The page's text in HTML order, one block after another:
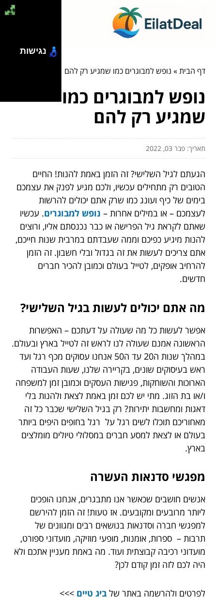
דף הבית» נופש למבוגרים כמו שמגיע רק להם
נופש למבוגרים כמו
שמגיע רק להם
תאריך: פבר 03, 2022
הגעתם לגיל השלישי? זה הזמן באמת להנות! החיים
הטובים רק מתחילים עכשיו, ולכם מגיע לפנק את עצמכם
בימים של כיף ועונג כמו שרק אתם יכולים להרשות
לעצמכם – או במילים אחרות – נופש למבוגרים. עכשיו
שאתם לקראת גיל הפרישה או כבר נכנסתם אליו, ורוצים
להנות מיגיע כפיכם וממה שעבדתם במרבית שנות חייכם,
אתם צריכים לעשות את זה בגדול ובלי חשבון. זה הזמן
להרחיב אופקים, לטייל בעולם וכמובן להכיר חברים
חדשים.
מה אתם יכולים לעשות בגיל השלישי?
אפשר לעשות כל מה שעולה על דעתכם – האפשרות
הראשונה אמנם שעולה לנו לראש זה לטייל בארץ ובעולם.
במהלך שנות ה20 עד ה50 אנחנו עסוקים מכף רגל ועד
ראש בעיסוקים שונים, בקריירה שלנו, שעות העבודה
הארוכות והשוחקות, פגישות העסקים וכמובן זמן למשפחה
ו/או בת הזוג. מתי יש לכם זמן באמת לצאת ולהנות בלי
דאגות ומחשבות יתירות? רק בגיל השלישי שכבר כל זה
מאחוריכם תוכלו לשים רגל על רגל בחופים היפים ביותר
בעולם או לצאת למסע חברים במסלולי טיולים מומלצים
בארץ.
מפגשי סדנאות העשרה
אנשים חושבים שכאשר אנו מתבגרים, אנחנו הופכים
ליותר מרובעים ומקובעים. אז טעות! זה הזמן להירשם
למפגשי חברה וסדנאות בנושאים רבים ומגוונים של
תרבות – ספרות, אומנות, מופעי מוזיקה, מועדוני ספורט,
מועדוני רכיבה קבוצתית ועוד. מה באמת מעניין אתכם ולא
היה לכם לזה זמן קודם לכן?
לפרטים ולהרשמה באתר של ביג טיים >>>
נגישות